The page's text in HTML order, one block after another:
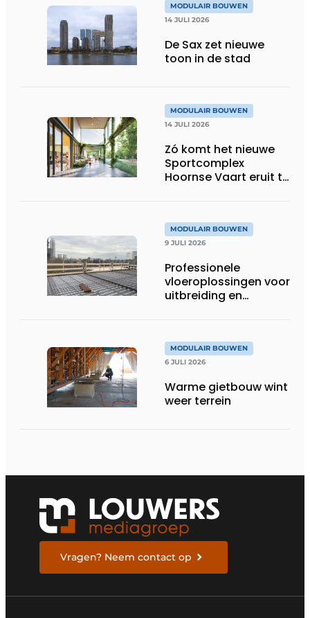
MODULAIR BOUWEN
14 JULI 2026
De Sax zet nieuwe
toon in de stad
MODULAIR BOUWEN
14 JULI 2026
Zó komt het nieuwe
Sportcomplex
Hoornse Vaart eruit te
MODULAIR BOUWEN
9 JULI 2026
Professionele
vloeroplossingen voor
uitbreiding en
MODULAIR BOUWEN
6 JULI 2026
Warme gietbouw wint
weer terrein
Vragen? Neem contact op